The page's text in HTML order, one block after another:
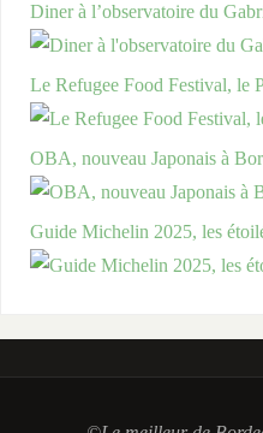
Diner à l’observatoire du
Le Refugee Food Festival, le
OBA, nouveau Japonais à
Guide Michelin 2025, les